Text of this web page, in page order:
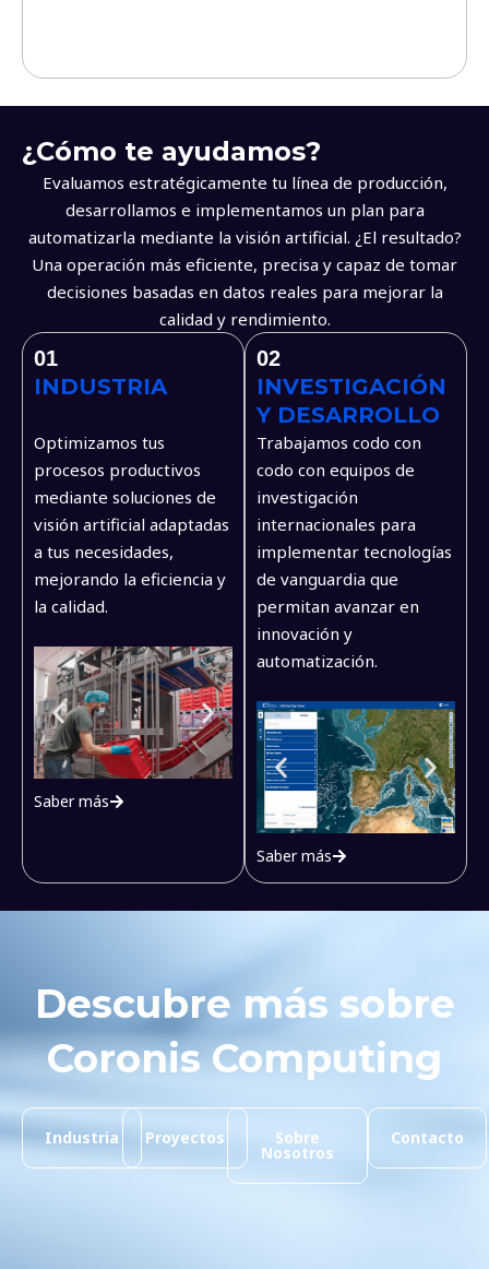
¿Cómo te ayudamos?
Evaluamos estratégicamente tu línea de producción,
desarrollamos e implementamos un plan para
automatizarla mediante la visión artificial. ¿El resultado?
Una operación más eficiente, precisa y capaz de tomar
decisiones basadas en datos reales para mejorar la
calidad y rendimiento.
01
INDUSTRIA
Optimizamos tus
procesos productivos
mediante soluciones de
visión artificial adaptadas
a tus necesidades,
mejorando la eficiencia y
la calidad.
Saber más
02
INVESTIGACIÓN
Y DESARROLLO
Trabajamos codo con
codo con equipos de
investigación
internacionales para
implementar tecnologías
de vanguardia que
permitan avanzar en
innovación y
automatización.
Saber más
Descubre más sobre
Coronis Computing
Industria Proyectos Sobre
Nosotros
Contacto